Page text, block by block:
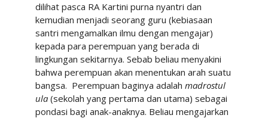
dilihat pasca RA Kartini purna nyantri dan
kemudian menjadi seorang guru (kebiasaan
santri mengamalkan ilmu dengan mengajar)
kepada para perempuan yang berada di
lingkungan sekitarnya. Sebab beliau menyakini
bahwa perempuan akan menentukan arah suatu
bangsa. Perempuan baginya adalah madrostul
ula(sekolah yang pertama dan utama) sebagai
pondasi bagi anak-anaknya. Beliau mengajarkan